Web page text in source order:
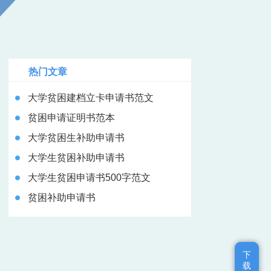
热门文章
大学贫困建档立卡申请书范文
贫困申请证明书范本
大学贫困生补助申请书
大学生贫困补助申请书
大学生贫困申请书500字范文
贫困补助申请书
下
载
下
载